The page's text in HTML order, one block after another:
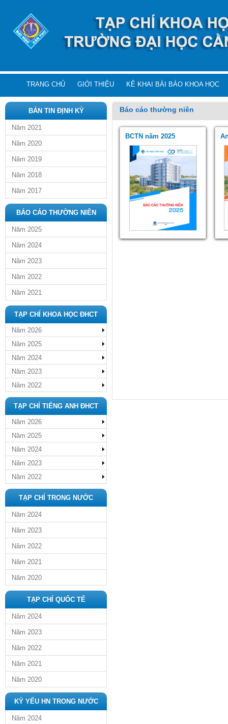
TRANG CHỦ GIỚI THIỆU KÊ KHAI BÀI BÁO KHOA HỌC
BẢN TIN ĐỊNH KỲ
Năm 2021
Năm 2020
Năm 2019
Năm 2018
Năm 2017
BÁO CÁO THƯỜNG NIÊN
Năm 2025
Năm 2024
Năm 2023
Năm 2022
Năm 2021
TẠP CHÍ KHOA HỌC ĐHCT
Năm 2026
Năm 2025
Năm 2024
Năm 2023
Năm 2022
TẠP CHÍ TIẾNG ANH ĐHCT
Năm 2026
Năm 2025
Năm 2024
Năm 2023
Năm 2022
TẠP CHÍ TRONG NƯỚC
Năm 2024
Năm 2023
Năm 2022
Năm 2021
Năm 2020
TẠP CHÍ QUỐC TẾ
Năm 2024
Năm 2023
Năm 2022
Năm 2021
Năm 2020
KỶ YẾU HN TRONG NƯỚC
Năm 2024
Báo cáo thường niên
BCTN năm 2025